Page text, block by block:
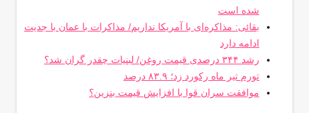
شده است
بقائی: مذاکره‌ای با آمریکا نداریم/ مذاکرات با عمان با جدیت
ادامه دارد
رشد ۳۴۴ درصدی قیمت روغن/ لبنیات چقدر گران شد؟
تورم تیر ماه رکورد زد؛ ۸۳.۹ درصد
موافقت سران قوا با افزایش قیمت بنزین؟